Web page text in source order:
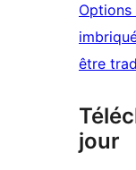
Options
être
jour